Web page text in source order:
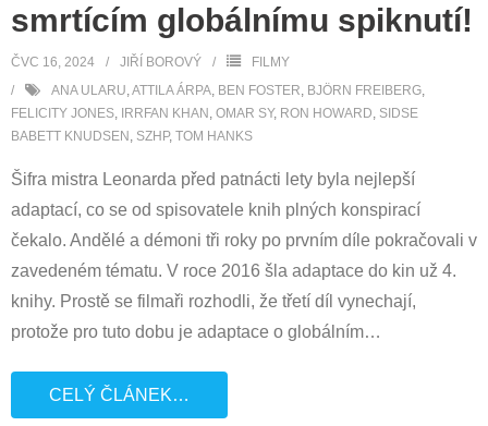
smrtícím globálnímu spiknutí!
ČVC 16, 2024 JIŘÍ BOROVÝ
FILMY
ANA ULARU,ATTILA ÁRPA, BEN FOSTER, BJÖRN FREIBERG,
FELICITY JONES, IRRFAN KHAN , OMAR SY, RON HOWARD, SIDSE
BABETT KNUDSEN , SZHP, TOM HANKS
Šifra mistra Leonarda před patnácti lety byla nejlepší
adaptací, co se od spisovatele knih plných konspirací
čekalo. Andělé a démoni tři roky po prvním díle pokračovali v
zavedeném tématu. V roce 2016 šla adaptace do kin už 4.
knihy. Prostě se filmaři rozhodli, že třetí díl vynechají,
protože pro tuto dobu je adaptace o globálním…
CELÝ ČLÁNEK…